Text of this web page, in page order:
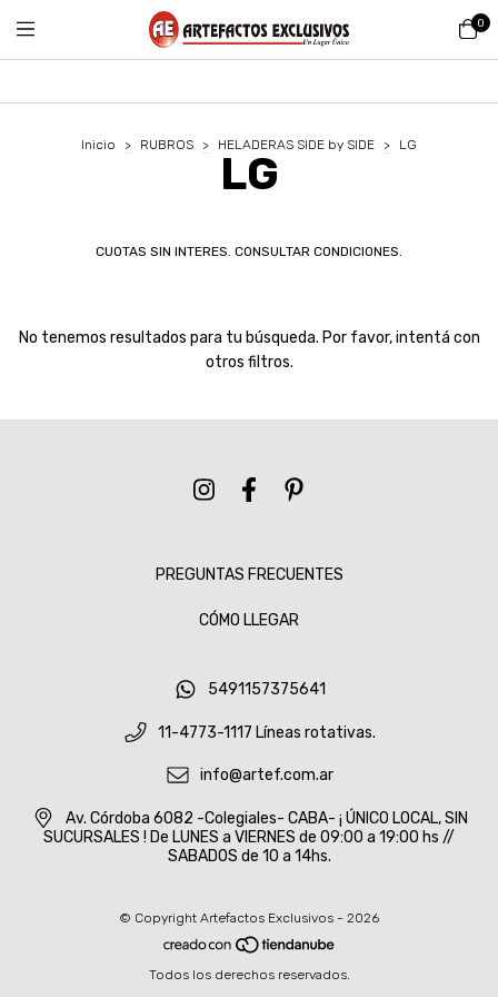
0
Inicio > RUBROS > HELADERAS SIDE by SIDE > LG
LG
CUOTAS SIN INTERES. CONSULTAR CONDICIONES.
No tenemos resultados para tu búsqueda. Por favor, intentá con
otros filtros.
PREGUNTAS FRECUENTES
CÓMO LLEGAR
5491157375641
11-4773-1117 Líneas rotativas.
info@artef.com.ar
Av. Córdoba 6082 -Colegiales- CABA- ¡ ÚNICO LOCAL, SIN
SUCURSALES ! De LUNES a VIERNES de 09:00 a 19:00 hs //
SABADOS de 10 a 14hs.
© Copyright Artefactos Exclusivos - 2026
Todos los derechos reservados.